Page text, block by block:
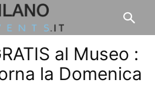
al Museo :
la Domenica